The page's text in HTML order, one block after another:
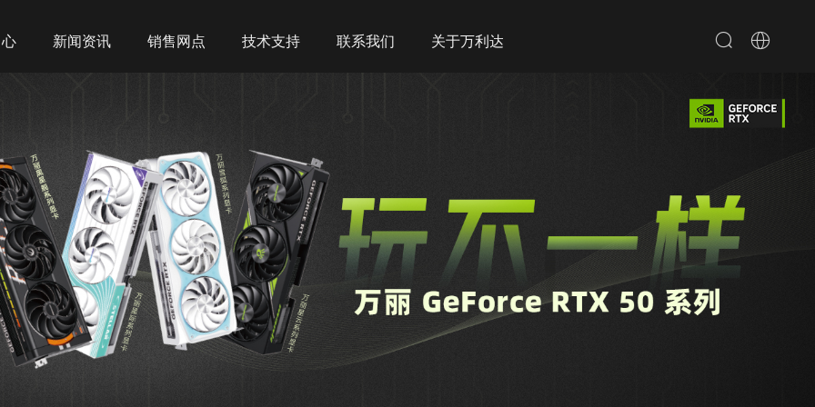
新闻资讯 销售网点 技术支持 联系我们 关于万利达